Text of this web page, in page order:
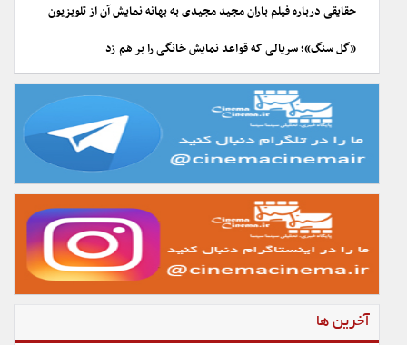
حقایقی درباره فیلم باران مجید مجیدی به بهانه نمایش آن از تلویزیون
«گل سنگ»؛ سریالی که قواعد نمایش خانگی را بر هم زد
آخرین ها